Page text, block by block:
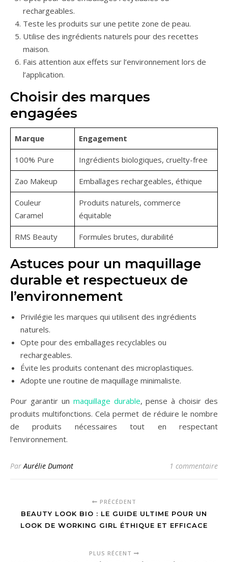
rechargeables.
Teste les produits sur une petite zone de peau.
Utilise des ingrédients naturels pour des recettes
maison.
Fais attention aux effets sur l’environnement lors de
l’application.
Choisir des marques
engagées
Marque Engagement
100% Pure Ingrédients biologiques, cruelty-free
Zao Makeup Emballages rechargeables, éthique
Couleur
Caramel
Produits naturels, commerce
équitable
RMS Beauty Formules brutes, durabilité
Astuces pour un maquillage
durable et respectueux de
l’environnement
Privilégie les marques qui utilisent des ingrédients
naturels.
Opte pour des emballages recyclables ou
rechargeables.
Évite les produits contenant des microplastiques.
Adopte une routine de maquillage minimaliste.
Pour garantir un maquillage durable, pense à choisir des
produits multifonctions. Cela permet de réduire le nombre
de produits nécessaires tout en respectant
l’environnement.
ParAurélie Dumont 1 commentaire
PRÉCÉDENT
BEAUTY LOOK BIO : LE GUIDE ULTIME POUR UN
LOOK DE WORKING GIRL ÉTHIQUE ET EFFICACE
PLUS RÉCENT